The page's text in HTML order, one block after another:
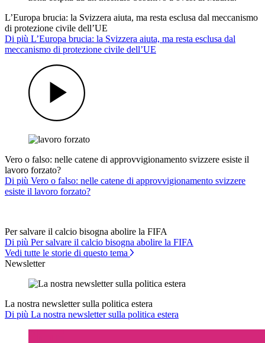
L’Europa brucia: la Svizzera aiuta, ma resta esclusa dal meccanismo
di protezione civile dell’UE
Di più L’Europa brucia: la Svizzera aiuta, ma resta esclusa dal
meccanismo di protezione civile dell’UE
Vero o falso: nelle catene di approvvigionamento svizzere esiste il
lavoro forzato?
Di più Vero o falso: nelle catene di approvvigionamento svizzere
esiste il lavoro forzato?
Per salvare il calcio bisogna abolire la FIFA
Di più Per salvare il calcio bisogna abolire la FIFA
Vedi tutte le storie di questo tema
Newsletter
La nostra newsletter sulla politica estera
Di più La nostra newsletter sulla politica estera